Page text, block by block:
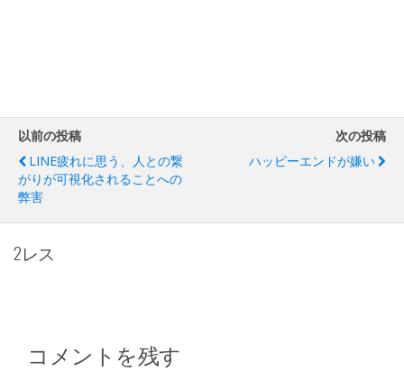
以前の投稿
LINE疲れに思う、人との繋
がりが可視化されることへの
弊害
次の投稿
ハッピーエンドが嫌い
2レス
コメントを残す